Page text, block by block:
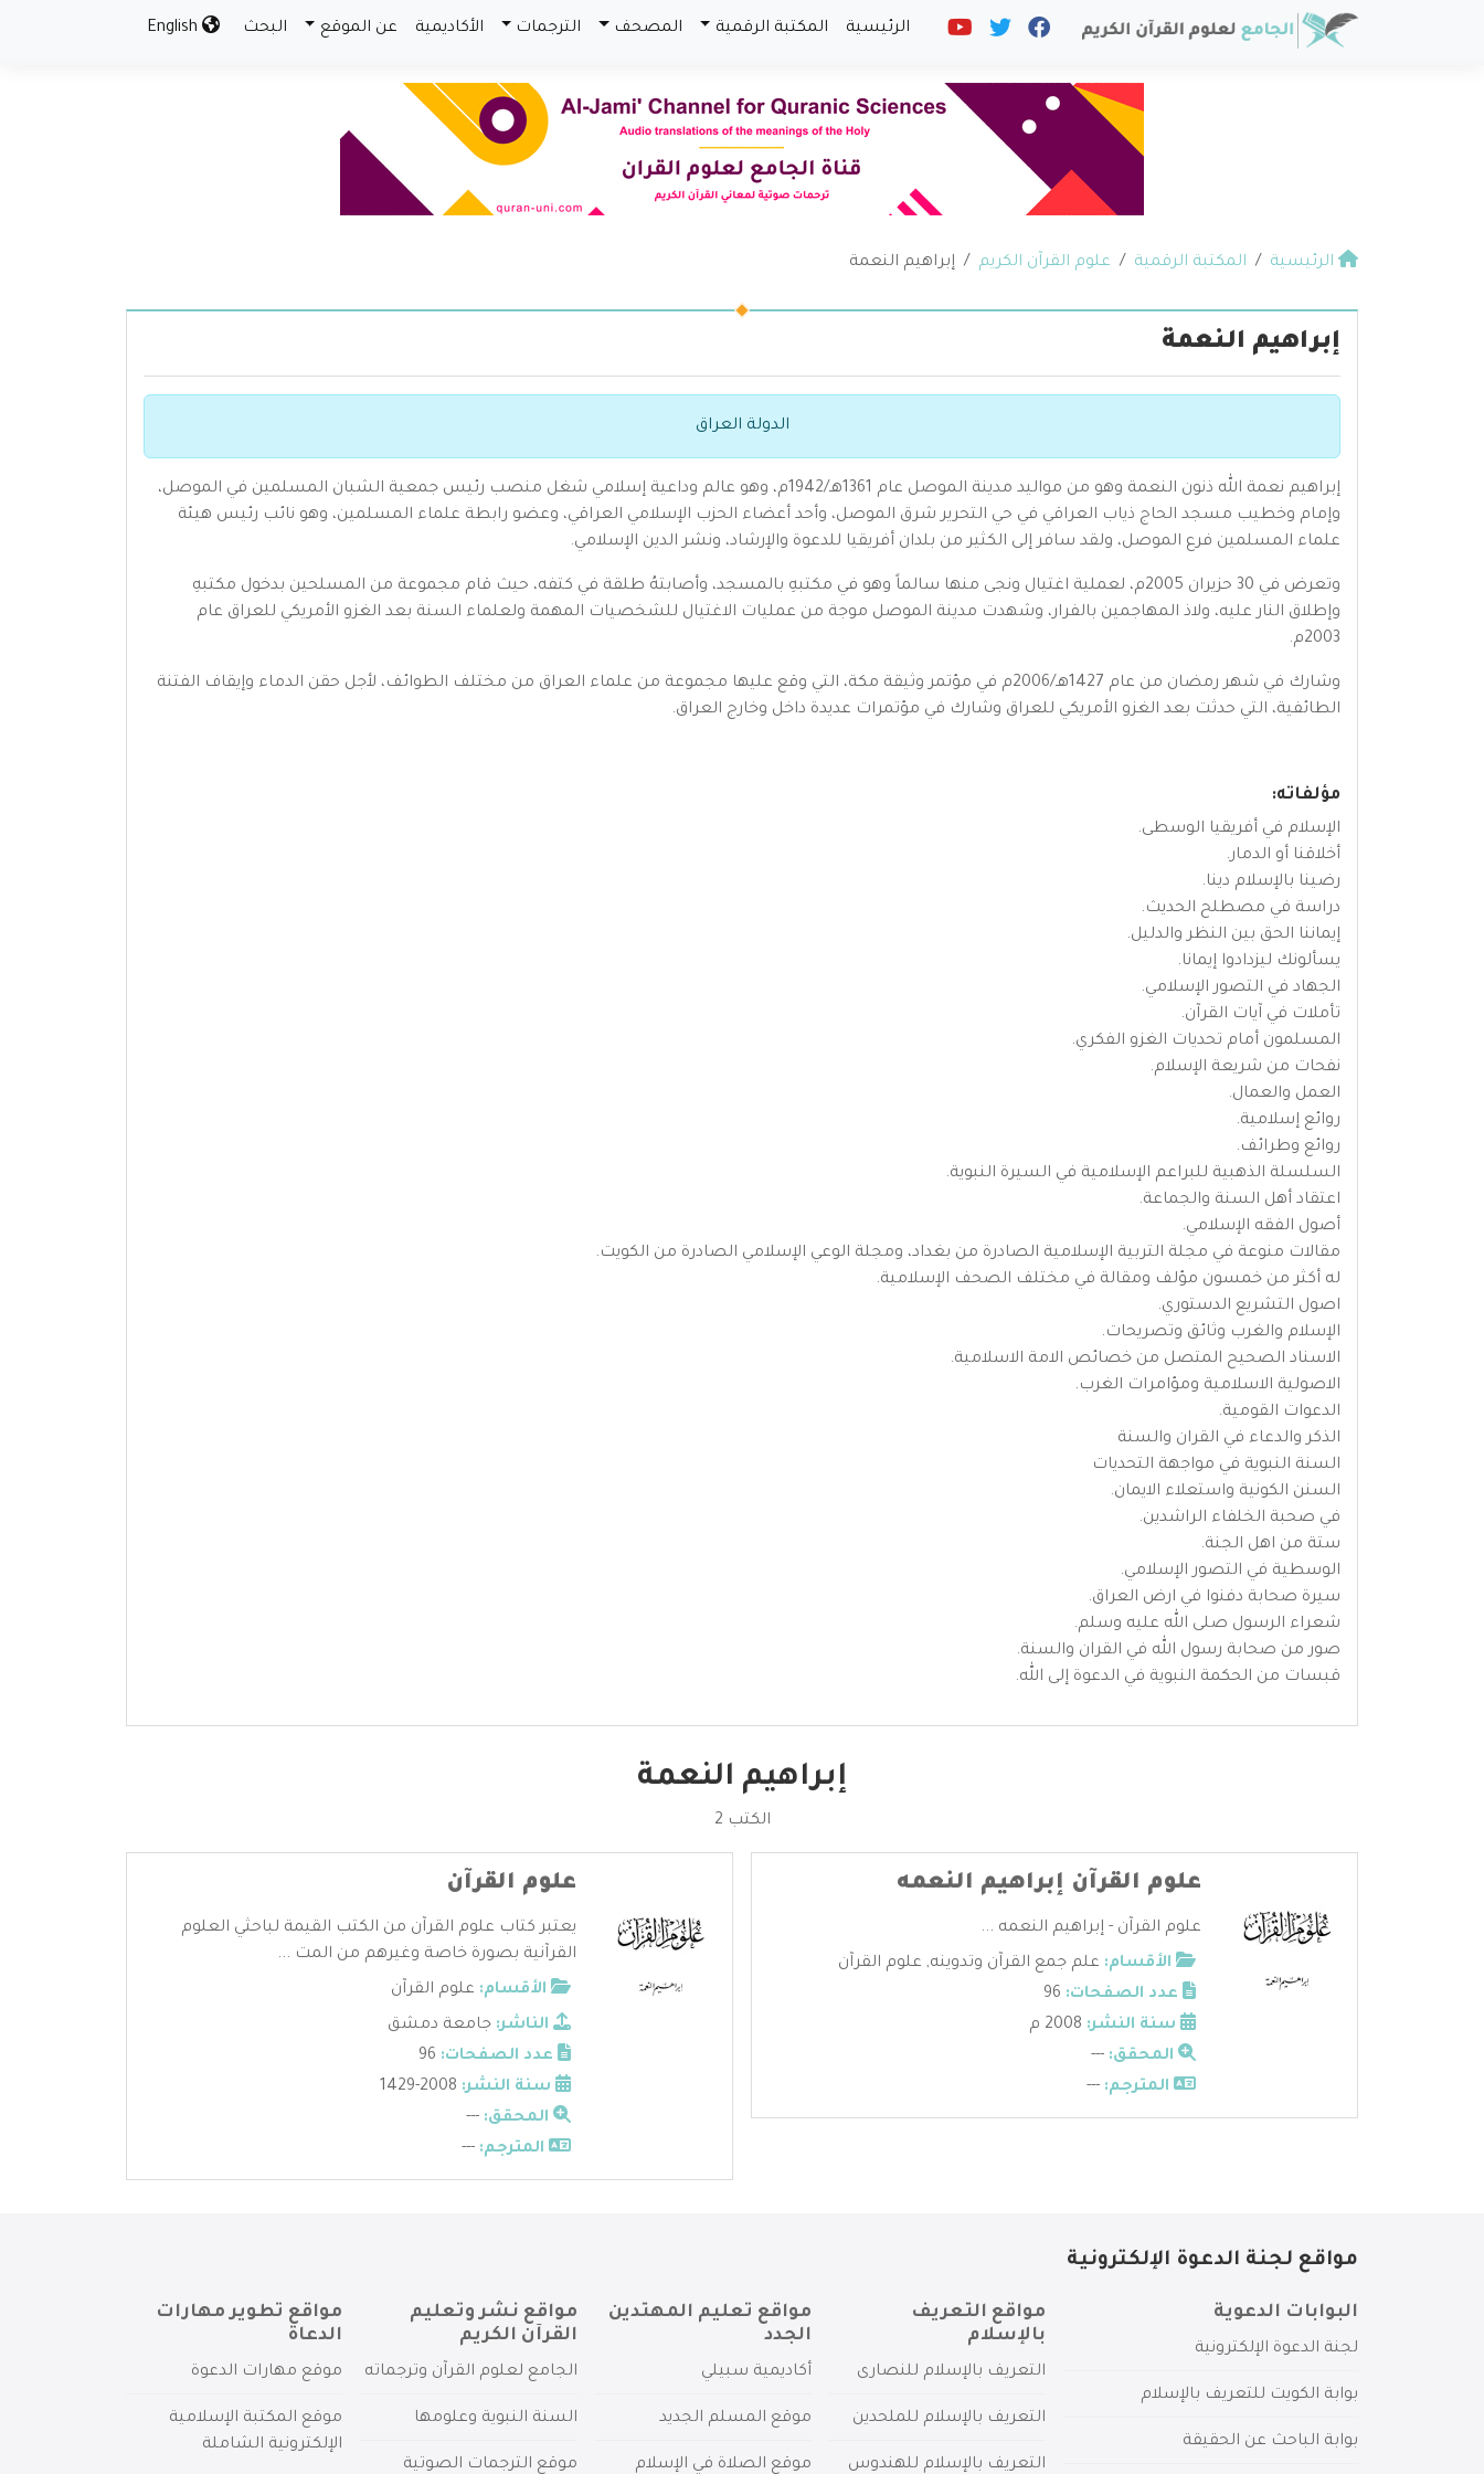
الرئيسية المكتبة الرقمية المصحف الترجمات الأكاديمية عن الموقع البحث
الرئيسية المكتبة الرقمية علوم القرآن الكريم إبراهيم النعمة
إبراهيم النعمة
الدولة العراق
إبراهيم نعمة الله ذنون النعمة وهو من مواليد مدينة الموصل عام 1361هـ/1942م، وهو عالم وداعية إسلامي شغل منصب رئيس جمعية الشبان المسلمين في الموصل،
وإمام وخطيب مسجد الحاج ذياب العراقي في حي التحرير شرق الموصل، وأحد أعضاء الحزب الإسلامي العراقي، وعضو رابطة علماء المسلمين، وهو نائب رئيس هيئة
علماء المسلمين فرع الموصل، ولقد سافر إلى الكثير من بلدان أفريقيا للدعوة والإرشاد، ونشر الدين الإسلامي.
وتعرض في 30 حزيران 2005م، لعملية اغتيال ونجى منها سالماً وهو في مكتبهِ بالمسجد، وأصابتهُ طلقة في كتفه، حيث قام مجموعة من المسلحين بدخول مكتبهِ
وإطلاق النار عليه، ولاذ المهاجمين بالفرار، وشهدت مدينة الموصل موجة من عمليات الاغتيال للشخصيات المهمة ولعلماء السنة بعد الغزو الأمريكي للعراق عام
2003م.
وشارك في شهر رمضان من عام 1427هـ/2006م في مؤتمر وثيقة مكة، التي وقع عليها مجموعة من علماء العراق من مختلف الطوائف، لأجل حقن الدماء وإيقاف الفتنة
الطائفية، التي حدثت بعد الغزو الأمريكي للعراق وشارك في مؤتمرات عديدة داخل وخارج العراق.
مؤلفاته:
الإسلام في أفريقيا الوسطى.
أخلاقنا أو الدمار.
رضينا بالإسلام دينا.
دراسة في مصطلح الحديث.
إيماننا الحق بين النظر والدليل.
يسألونك ليزدادوا إيمانا.
الجهاد في التصور الإسلامي.
تأملات في آيات القرآن.
المسلمون أمام تحديات الغزو الفكري.
نفحات من شريعة الإسلام.
العمل والعمال.
روائع إسلامية.
روائع وطرائف.
السلسلة الذهبية للبراعم الإسلامية في السيرة النبوية.
اعتقاد أهل السنة والجماعة.
أصول الفقه الإسلامي.
مقالات منوعة في مجلة التربية الإسلامية الصادرة من بغداد، ومجلة الوعي الإسلامي الصادرة من الكويت.
له أكثر من خمسون مؤلف ومقالة في مختلف الصحف الإسلامية.
اصول التشريع الدستوري.
الإسلام والغرب وثائق وتصريحات.
الاسناد الصحيح المتصل من خصائص الامة الاسلامية.
الاصولية الاسلامية ومؤامرات الغرب.
الدعوات القومية.
الذكر والدعاء في القران والسنة
السنة النبوية في مواجهة التحديات
السنن الكونية واستعلاء الايمان.
في صحبة الخلفاء الراشدين.
ستة من اهل الجنة.
الوسطية في التصور الإسلامي.
سيرة صحابة دفنوا في ارض العراق.
شعراء الرسول صلى الله عليه وسلم.
صور من صحابة رسول الله في القران والسنة.
قبسات من الحكمة النبوية في الدعوة إلى الله.
إبراهيم النعمة
الكتب 2
علوم القرآن إبراهيم النعمه
علوم القرآن - إبراهيم النعمه ...
الأقسام: علم جمع القرآن وتدوينه, علوم القرآن
عدد الصفحات:
سنة النشر:
المحقق: ---
المترجم: ---
علوم القرآن
يعتبر كتاب علوم القرآن من الكتب القيمة لباحثي العلوم
القرآنية بصورة خاصة وغيرهم من المت ...
الأقسام: علوم القرآن
الناشر: جامعة دمشق
عدد الصفحات:
سنة النشر:
المحقق: ---
المترجم: ---
مواقع لجنة الدعوة الإلكترونية
البوابات الدعوية
لجنة الدعوة الإلكترونية
بوابة الكويت للتعريف بالإسلام
بوابة الباحث عن الحقيقة
مواقع التعريف
بالإسلام
التعريف بالإسلام للنصارى
التعريف بالإسلام للملحدين
التعريف بالإسلام للهندوس
مواقع تعليم المهتدين
الجدد
أكاديمية سبيلي
موقع المسلم الجديد
موقع الصلاة في الإسلام
مواقع نشر وتعليم
القرآن الكريم
الجامع لعلوم القرآن وترجماته
السنة النبوية وعلومها
موقع الترجمات الصوتية
مواقع تطوير مهارات
الدعاة
موقع مهارات الدعوة
موقع المكتبة الإسلامية
الإلكترونية الشاملة